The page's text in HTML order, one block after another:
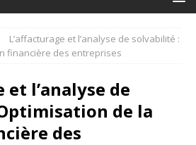
L’affacturage et l’analyse de solvabilité :
financière des entreprises
et l’analyse de
de la
des